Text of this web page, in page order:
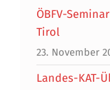
ÖBFV-
Tirol
23. November
Landes-KAT-